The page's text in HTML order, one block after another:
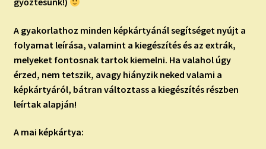
A gyakorlathoz minden képkártyánál segítséget nyújt a
folyamat leírása, valamint a kiegészítés és az extrák,
melyeket fontosnak tartok kiemelni. Ha valahol úgy
érzed, nem tetszik, avagy hiányzik neked valami a
képkártyáról, bátran változtass a kiegészítés részben
leírtak alapján!
A mai képkártya: